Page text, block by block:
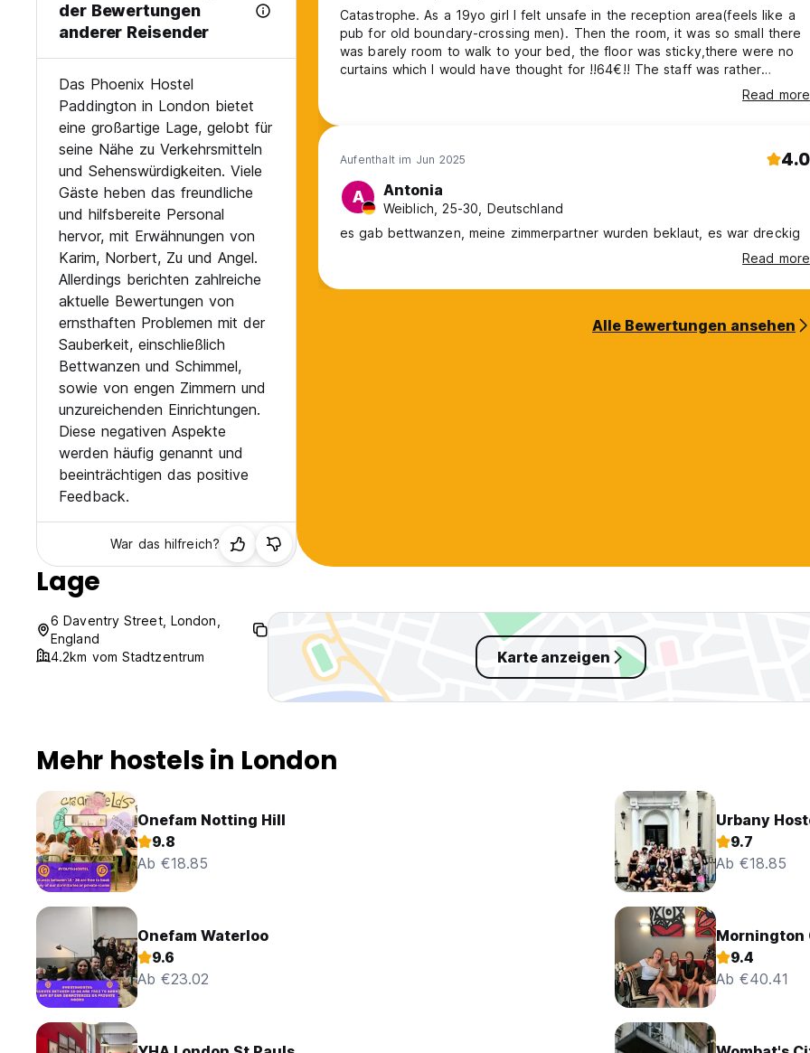
der Bewertungen
anderer Reisender
Das Phoenix Hostel
Paddington in London bietet
eine großartige Lage, gelobt für
seine Nähe zu Verkehrsmitteln
und Sehenswürdigkeiten. Viele
Gäste heben das freundliche
und hilfsbereite Personal
hervor, mit Erwähnungen von
Karim, Norbert, Zu und Angel.
Allerdings berichten zahlreiche
aktuelle Bewertungen von
ernsthaften Problemen mit der
Sauberkeit, einschließlich
Bettwanzen und Schimmel,
sowie von engen Zimmern und
unzureichenden Einrichtungen.
Diese negativen Aspekte
werden häufig genannt und
beeinträchtigen das positive
Feedback.
War das hilfreich?
Catastrophe. As a 19yo girl I felt unsafe in the reception area(feels like a
pub for old boundary-crossing men). Then the room, it was so small there
was barely room to walk to your bed, the floor was sticky,there were no
curtains which I would have thought for !!64€!! The staff was rather
unwelcoming, one worker also just went into my (female) room without
announcing that hes a worker and started rearranging our bags(he did
Read more
Aufenthalt im Jun 2025 4.0
A Antonia
Weiblich, 25-30, Deutschland
es gab bettwanzen, meine zimmerpartner wurden beklaut, es war dreckig
Read more
Alle Bewertungen ansehen
Lage
6 Daventry Street, London,
England
4.2km vom Stadtzentrum
Karte anzeigen
Mehr hostels in London
Onefam Notting Hill
9.8
Ab €18.85
Urbany
9.7
Ab €18.85
Onefam Waterloo
9.6
Ab €23.02
Mornington
9.4
Ab €40.41